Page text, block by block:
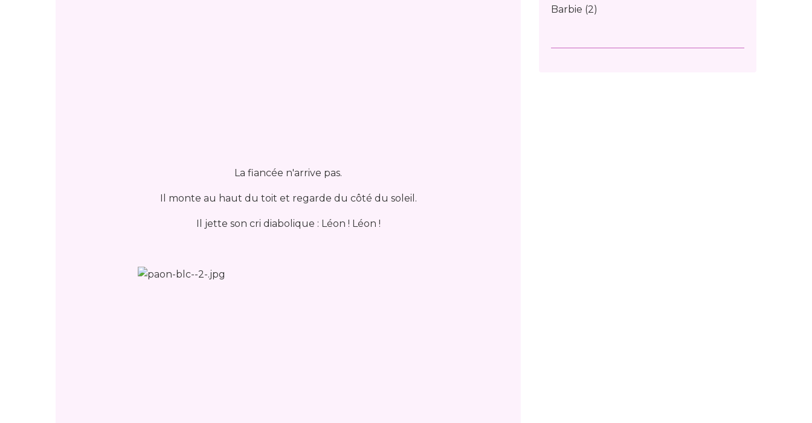
La fiancée n'arrive pas.
Il monte au haut du toit et regarde du côté du soleil.
Il jette son cri diabolique : Léon ! Léon !
Barbie (2)